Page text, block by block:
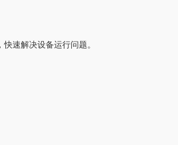
速解决设备运行问题。